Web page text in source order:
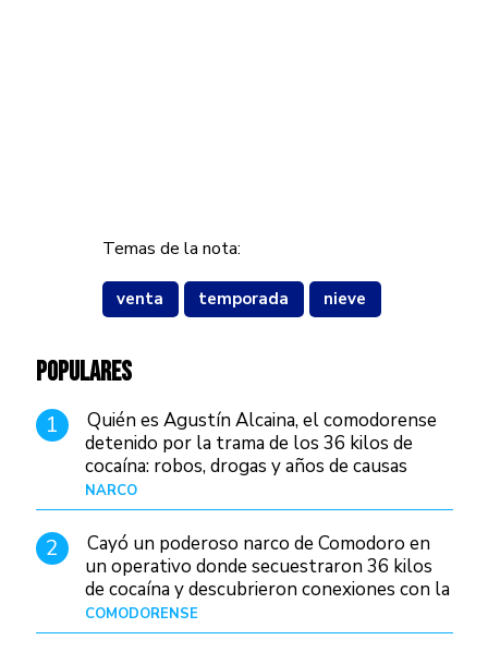
Temas de la nota:
venta temporada nieve
POPULARES
1
Quién es Agustín Alcaina, el comodorense
detenido por la trama de los 36 kilos de
cocaína: robos, drogas y años de causas
judiciales
NARCO
2
Cayó un poderoso narco de Comodoro en
un operativo donde secuestraron 36 kilos
de cocaína y descubrieron conexiones con la
Patagonia
COMODORENSE